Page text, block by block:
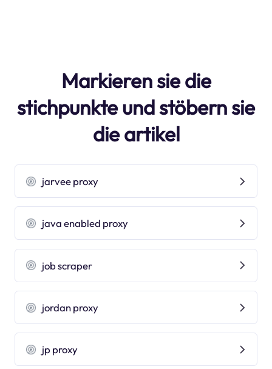
Markieren sie die
stichpunkte und stöbern sie
die artikel
jarvee proxy
java enabled proxy
job scraper
jordan proxy
jp proxy